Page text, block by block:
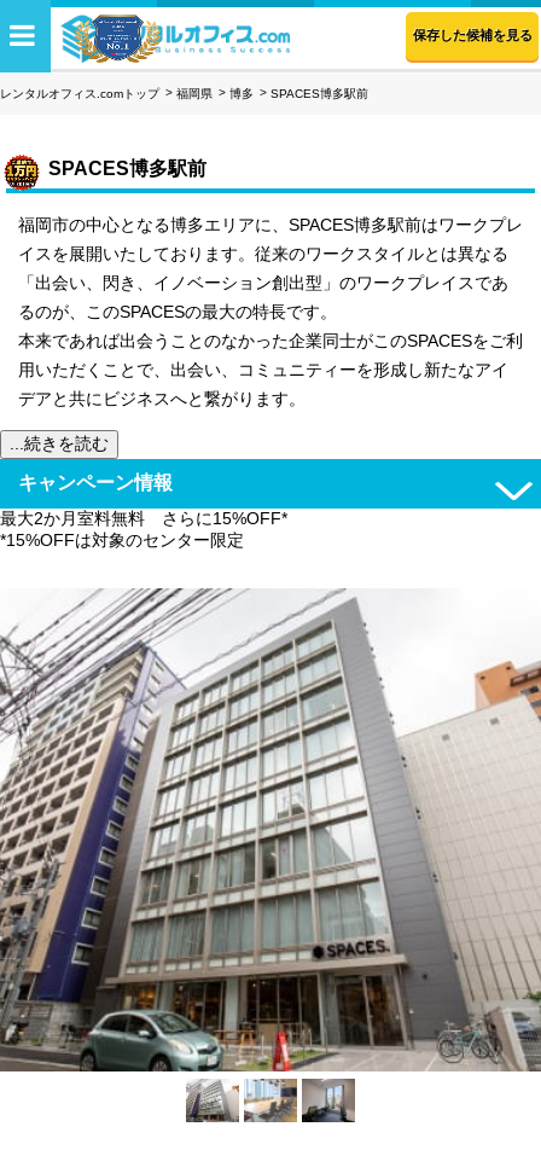
保存した候補を見る
レンタルオフィス.comトップ 福岡県 博多 SPACES博多駅前
SPACES博多駅前
福岡市の中心となる博多エリアに、SPACES博多駅前はワークプレ
イスを展開いたしております。従来のワークスタイルとは異なる
「出会い、閃き、イノベーション創出型」のワークプレイスであ
るのが、このSPACESの最大の特長です。
本来であれば出会うことのなかった企業同士がこのSPACESをご利
用いただくことで、出会い、コミュニティーを形成し新たなアイ
デアと共にビジネスへと繋がります。
...続きを読む
キャンペーン情報
最大2か月室料無料 さらに15%OFF*
*15%OFFは対象のセンター限定